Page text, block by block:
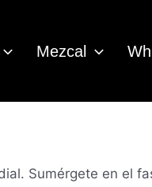
Mezcal
Sumérgete en el